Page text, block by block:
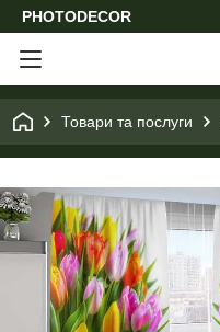
PHOTODECOR
Товари та послуги